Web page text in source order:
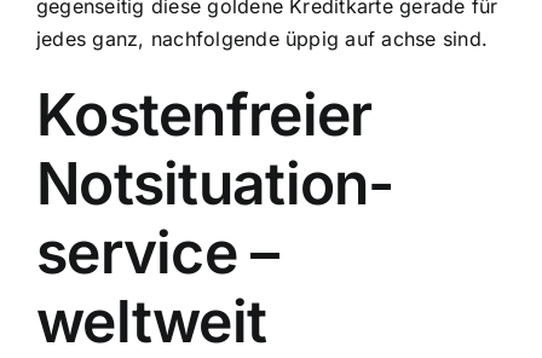
gegenseitig diese goldene Kreditkarte gerade für
jedes ganz, nachfolgende üppig auf achse sind.
Kosten­freier
Notsituation­
service –
weltweit